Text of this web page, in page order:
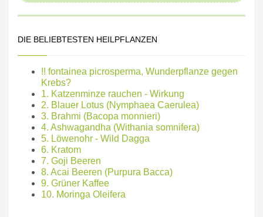
DIE BELIEBTESTEN HEILPFLANZEN
!! fontainea picrosperma, Wunderpflanze gegen
Krebs?
1. Katzenminze rauchen - Wirkung
2. Blauer Lotus (Nymphaea Caerulea)
3. Brahmi (Bacopa monnieri)
4. Ashwagandha (Withania somnifera)
5. Löwenohr - Wild Dagga
6. Kratom
7. Goji Beeren
8. Acai Beeren (Purpura Bacca)
9. Grüner Kaffee
10. Moringa Oleifera